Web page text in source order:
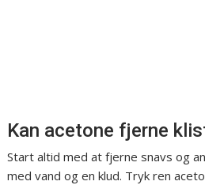
Kan acetone fjerne
Start altid med at fjerne snavs og
med vand og en klud. Tryk ren